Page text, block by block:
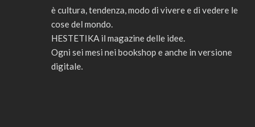
è cultura, tendenza, modo di vivere e di vedere le
cose del mondo.
HESTETIKA il magazine delle idee.
Ogni sei mesi nei bookshop e anche in versione
digitale.